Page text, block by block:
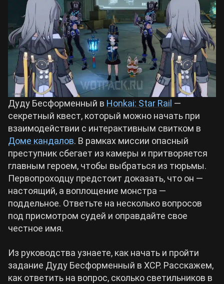
Crimson Desert
Zenless Zone Zero
Kingdom Come: Deliverance 2
Path of Exile 2
Wuthering Waves
Roblox
Hogwarts Legacy
Все игры
Билды Arknights: Endfield
Билды Wuthering Waves
Билды Cyberpunk 2077
Билды Path of Exile 2
Дуду Бесформенный в Honkai: Star Rail —
секретный квест, который можно начать при
взаимодействии с интерактивным свитком в
Доме кандалов. В рамках миссии опасный
преступник сбегает из камеры и притворяется
главным героем, чтобы выбраться из тюрьмы.
Первопроходцу предстоит доказать, что он —
настоящий, а воплощение монстра —
поддельное. Ответьте на несколько вопросов
под присмотром судей и оправдайте свое
честное имя.
Из руководства узнаете, как начать и пройти
задание Дуду Бесформенный в ХСР. Расскажем,
как ответить на вопрос, сколько светильников в